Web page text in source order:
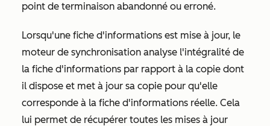
point de terminaison abandonné ou erroné.
Lorsqu'une fiche d'informations est mise à jour, le
moteur de synchronisation analyse l'intégralité de
la fiche d'informations par rapport à la copie dont
il dispose et met à jour sa copie pour qu'elle
corresponde à la fiche d'informations réelle. Cela
lui permet de récupérer toutes les mises à jour